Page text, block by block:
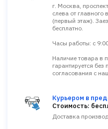
г. Москва,
слева от
(первый этаж).
бесплатно.
Часы работы: с
Наличие товара в
гарантируется без
согласования с
Курьером в
Стоимость:
Доставка